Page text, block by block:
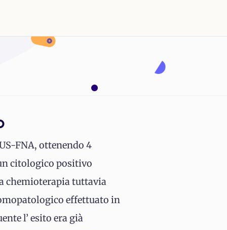
FNA, ottenendo 4
citologico positivo
chemioterapia tuttavia
effettuato in
l’ esito era già